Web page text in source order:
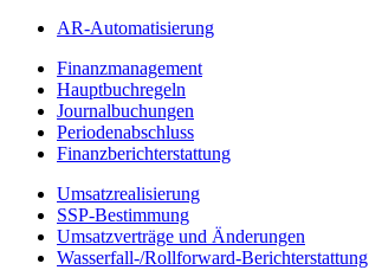
AR-Automatisierung
Finanzmanagement
Hauptbuchregeln
Journalbuchungen
Periodenabschluss
Finanzberichterstattung
Umsatzrealisierung
SSP-Bestimmung
Umsatzverträge und Änderungen
Wasserfall-/Rollforward-Berichterstattung